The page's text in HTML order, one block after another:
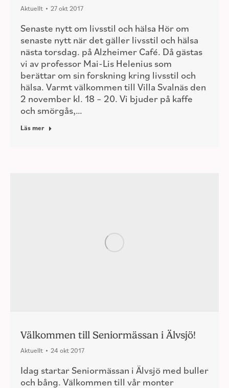
Aktuellt 27 okt 2017
Senaste nytt om livsstil och hälsa Hör om
senaste nytt när det gäller livsstil och hälsa
nästa torsdag. på Alzheimer Café. Då gästas
vi av professor Mai-Lis Helenius som
berättar om sin forskning kring livsstil och
hälsa. Varmt välkommen till Villa Svalnäs den
2 november kl. 18 – 20. Vi bjuder på kaffe
och smörgås,…
Läs mer
Välkommen till Seniormässan i Älvsjö!
Aktuellt 24 okt 2017
Idag startar Seniormässan i Älvsjö med buller
och bång. Välkommen till vår monter